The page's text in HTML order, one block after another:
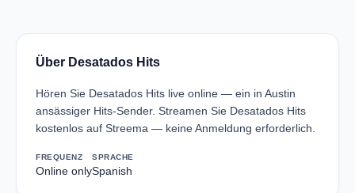
Über Desatados Hits
Hören Sie Desatados Hits live online — ein in Austin
ansässiger Hits-Sender. Streamen Sie Desatados Hits
kostenlos auf Streema — keine Anmeldung erforderlich.
FREQUENZ
Online only
SPRACHE
Spanish